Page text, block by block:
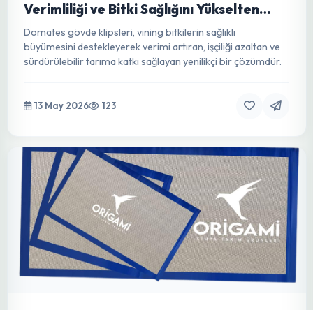
Gölge Tozu: Modern Seracılıkta Bitki
Çözüm
Gölge Tozu ile seranızda ideal iklimi yakalayın! Bitkilerinizi
güneş stresinden koruyun, verimi ve kaliteyi artırın. Detaylı
rehberimizle sürdürülebilir tarıma adım atın.
13 May 2026 140